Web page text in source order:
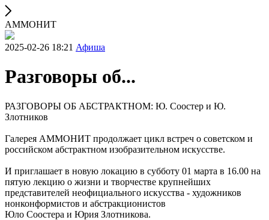
АММОНИТ
2025-02-26 18:21 Афиша
Разговоры об...
РАЗГОВОРЫ ОБ АБСТРАКТНОМ: Ю. Соостер и Ю.
Злотников
Галерея АММОНИТ продолжает цикл встреч о советском и
российском абстрактном изобразительном искусстве.
И приглашает в новую локацию в субботу 01 марта в 16.00 на
пятую лекцию о жизни и творчестве крупнейших
представителей неофициального искусства - художников
нонконформистов и абстракционистов
Юло Соостера и Юрия Злотникова.